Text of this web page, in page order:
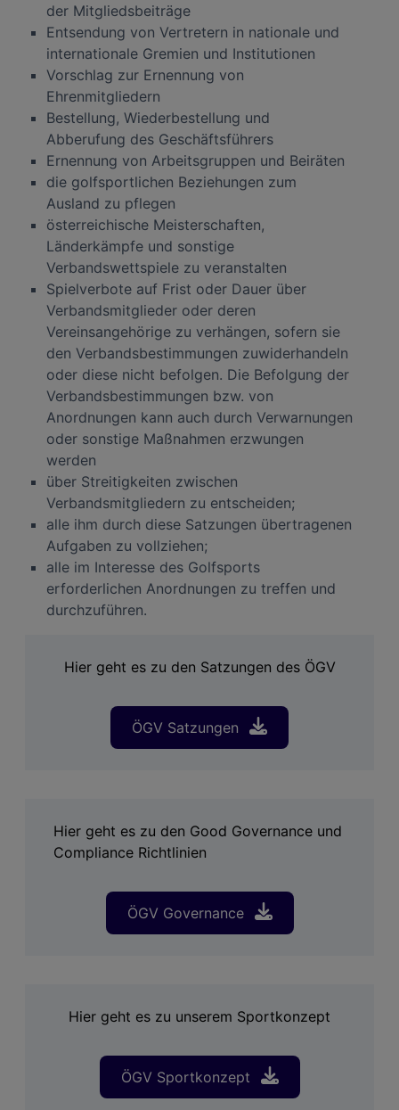
der Mitgliedsbeiträge
Entsendung von Vertretern in nationale und
internationale Gremien und Institutionen
Vorschlag zur Ernennung von
Ehrenmitgliedern
Bestellung, Wiederbestellung und
Abberufung des Geschäftsführers
Ernennung von Arbeitsgruppen und Beiräten
die golfsportlichen Beziehungen zum
Ausland zu pflegen
österreichische Meisterschaften,
Länderkämpfe und sonstige
Verbandswettspiele zu veranstalten
Spielverbote auf Frist oder Dauer über
Verbandsmitglieder oder deren
Vereinsangehörige zu verhängen, sofern sie
den Verbandsbestimmungen zuwiderhandeln
oder diese nicht befolgen. Die Befolgung der
Verbandsbestimmungen bzw. von
Anordnungen kann auch durch Verwarnungen
oder sonstige Maßnahmen erzwungen
werden
über Streitigkeiten zwischen
Verbandsmitgliedern zu entscheiden;
alle ihm durch diese Satzungen übertragenen
Aufgaben zu vollziehen;
alle im Interesse des Golfsports
erforderlichen Anordnungen zu treffen und
durchzuführen.
Hier geht es zu den Satzungen des ÖGV
ÖGV Satzungen
Hier geht es zu den Good Governance und
Compliance Richtlinien
ÖGV Governance
Hier geht es zu unserem Sportkonzept
ÖGV Sportkonzept